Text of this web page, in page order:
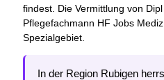
findest. Die Vermittlung von
Pflegefachmann HF Jobs
Spezialgebiet.
In der Region Rubigen